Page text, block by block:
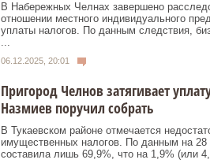
В Набережных Челнах завершено
отношении местного индивидуального
уплаты налогов. По данным следствия,
...
06.12.2025, 20:01
Пригород Челнов затягивает
Назмиев поручил собрать
В Тукаевском районе отмечается
имущественных налогов. По данным на
составила лишь 69,9%, что на 1,9% (или